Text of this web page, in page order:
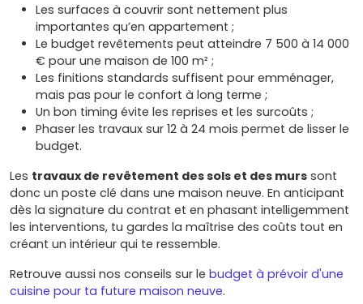
Les surfaces à couvrir sont nettement plus
importantes qu’en appartement ;
Le budget revêtements peut atteindre 7 500 à 14 000
€ pour une maison de 100 m² ;
Les finitions standards suffisent pour emménager,
mais pas pour le confort à long terme ;
Un bon timing évite les reprises et les surcoûts ;
Phaser les travaux sur 12 à 24 mois permet de lisser le
budget.
Les travaux de revêtement des sols et des murs sont
donc un poste clé dans une maison neuve. En anticipant
dès la signature du contrat et en phasant intelligemment
les interventions, tu gardes la maîtrise des coûts tout en
créant un intérieur qui te ressemble.
Retrouve aussi nos conseils sur le budget à prévoir d'une
cuisine pour ta future maison neuve.